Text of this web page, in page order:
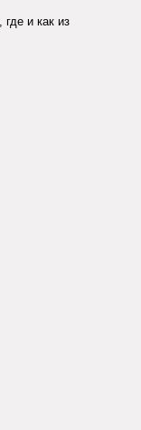
и как из